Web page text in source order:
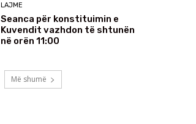
LAJME
Seanca për konstituimin e
Kuvendit vazhdon të shtunën
në orën 11:00
Më shumë